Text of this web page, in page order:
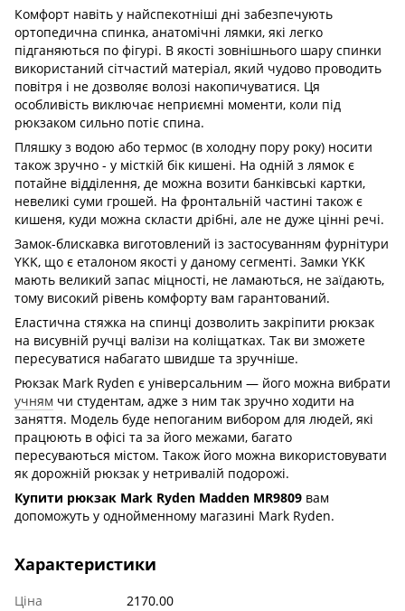
Комфорт навіть у найспекотніші дні забезпечують
ортопедична спинка, анатомічні лямки, які легко
підганяються по фігурі. В якості зовнішнього шару спинки
використаний сітчастий матеріал, який чудово проводить
повітря і не дозволяє волозі накопичуватися. Ця
особливість виключає неприємні моменти, коли під
рюкзаком сильно потіє спина.
Пляшку з водою або термос (в холодну пору року) носити
також зручно - у місткій бік кишені. На одній з лямок є
потайне відділення, де можна возити банківські картки,
невеликі суми грошей. На фронтальній частині також є
кишеня, куди можна скласти дрібні, але не дуже цінні речі.
Замок-блискавка виготовлений із застосуванням фурнітури
YKK, що є еталоном якості у даному сегменті. Замки YKK
мають великий запас міцності, не ламаються, не заїдають,
тому високий рівень комфорту вам гарантований.
Еластична стяжка на спинці дозволить закріпити рюкзак
на висувній ручці валізи на коліщатках. Так ви зможете
пересуватися набагато швидше та зручніше.
Рюкзак Mark Ryden є універсальним — його можна вибрати
учням чи студентам, адже з ним так зручно ходити на
заняття. Модель буде непоганим вибором для людей, які
працюють в офісі та за його межами, багато
пересуваються містом. Також його можна використовувати
як дорожній рюкзак у нетривалій подорожі.
Купити рюкзак Mark Ryden Madden MR9809 вам
допоможуть у однойменному магазині Mark Ryden.
Характеристики
Ціна
2170.00